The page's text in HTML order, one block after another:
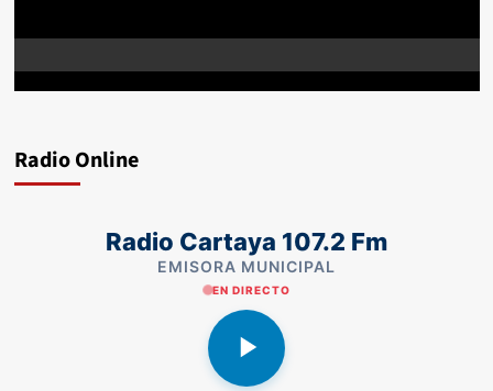
Radio Online
Radio Cartaya 107.2 Fm
EMISORA MUNICIPAL
EN DIRECTO